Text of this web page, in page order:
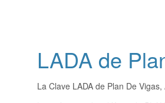
LADA de
La Clave LADA de Plan De